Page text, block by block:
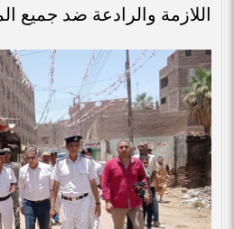
اللازمة والرادعة ضد جميع